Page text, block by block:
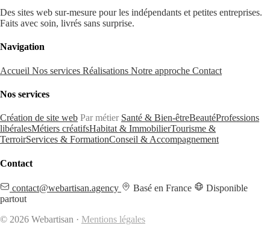
Des sites web sur-mesure pour les indépendants et petites entreprises.
Faits avec soin, livrés sans surprise.
Navigation
Accueil Nos services Réalisations Notre approche Contact
Nos services
Création de site web Par métier Santé & Bien-êtreBeautéProfessions
libéralesMétiers créatifsHabitat & ImmobilierTourisme &
TerroirServices & FormationConseil & Accompagnement
Contact
contact@webartisan.agency Basé en France
Disponible
partout
© 2026 Webartisan · Mentions légales